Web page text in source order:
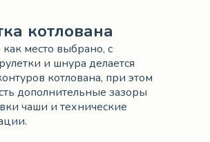
котлована
как место выбрано, с
и шнура делается
котлована, при этом
дополнительные зазоры
чаши и технические